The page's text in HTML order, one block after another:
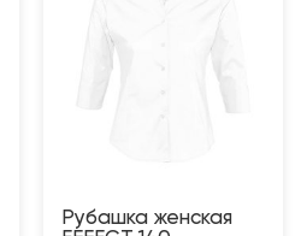
Рубашка женская